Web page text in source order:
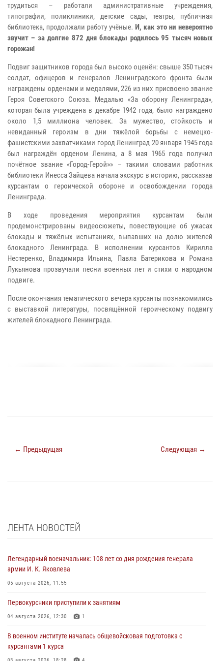
трудиться – работали административные учреждения,
типографии, поликлиники, детские сады, театры, публичная
библиотека, продолжали работу учёные. И, как это ни невероятно
звучит – за долгие 872 дня блокады родилось 95 тысяч новых
горожан!
Подвиг защитников города был высоко оценён: свыше 350 тысяч
солдат, офицеров и генералов Ленинградского фронта были
награждены орденами и медалями, 226 из них присвоено звание
Героя Советского Союза. Медалью «За оборону Ленинграда»,
которая была учреждена в декабре 1942 года, было награждено
около 1,5 миллиона человек. За мужество, стойкость и
невиданный героизм в дни тяжёлой борьбы с немецко-
фашистскими захватчиками город Ленинград 20 января 1945 года
был награждён орденом Ленина, а 8 мая 1965 года получил
почётное звание «Город-Герой»» – такими словами работник
библиотеки Инесса Зайцева начала экскурс в историю, рассказав
курсантам о героической обороне и освобождении города
Ленинграда.
В ходе проведения мероприятия курсантам были
продемонстрированы видеосюжеты, повествующие об ужасах
блокады и тяжёлых испытаниях, выпавших на долю жителей
блокадного Ленинграда. В исполнении курсантов Кирилла
Нестеренко, Владимира Ильина, Павла Батерикова и Романа
Лукьянова прозвучали песни военных лет и стихи о народном
подвиге.
После окончания тематического вечера курсанты познакомились
с выставкой литературы, посвящённой героическому подвигу
жителей блокадного Ленинграда.
← Предыдущая Следующая →
ЛЕНТА НОВОСТЕЙ
Легендарный военачальник: 108 лет со дня рождения генерала
армии И. К. Яковлева
05 августа 2026, 11:55
Первокурсники приступили к занятиям
04 августа 2026, 12:30 1
В военном институте началась общевойсковая подготовка с
курсантами 1 курса